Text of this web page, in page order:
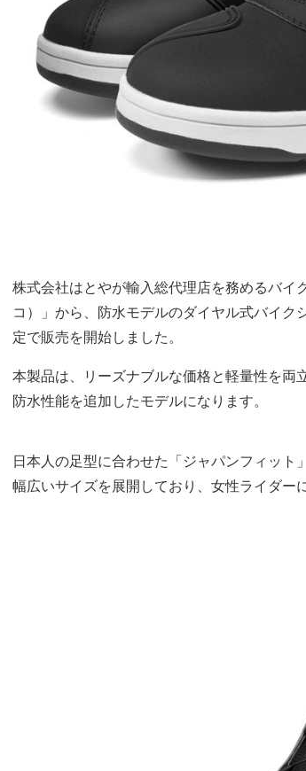
株式会社はとやが輸入総代理店を務めるバイ
コ）」から、防水モデルのダイヤル式バイ
定で販売を開始しました。
本製品は、リーズナブルな価格と軽量性を両
防水性能を追加したモデルになります。
日本人の足型に合わせた「ジャパンフィッ
幅広いサイズを展開しており、女性ライダー